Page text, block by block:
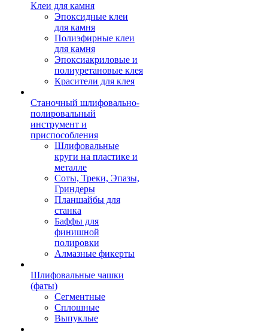
Клеи для камня
Эпоксидные клеи
для камня
Полиэфирные клеи
для камня
Эпоксиакриловые и
полиуретановые клея
Красители для клея
Станочный шлифовально-
полировальный
инструмент и
приспособления
Шлифовальные
круги на пластике и
металле
Соты, Треки, Эпазы,
Гриндеры
Планшайбы для
станка
Баффы для
финишной
полировки
Алмазные фикерты
Шлифовальные чашки
(фаты)
Сегментные
Сплошные
Выпуклые